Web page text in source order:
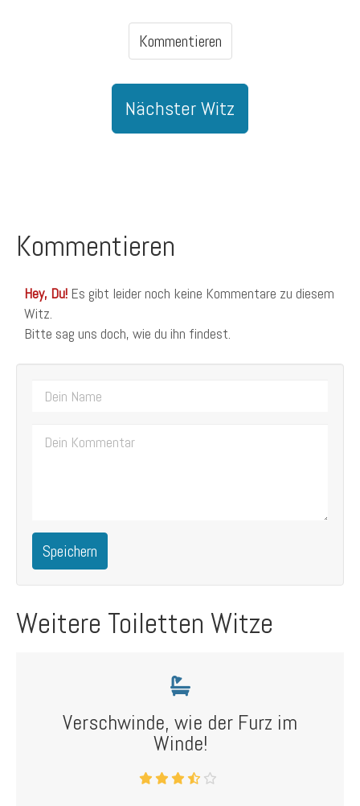
Kommentieren
Nächster Witz
Kommentieren
Hey, Du! Es gibt leider noch keine Kommentare zu diesem
Witz.
Bitte sag uns doch, wie du ihn findest.
Speichern
Weitere Toiletten Witze
Verschwinde, wie der Furz im
Winde!